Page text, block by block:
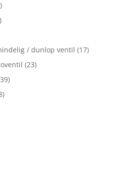
/ dunlop ventil (17)
(23)